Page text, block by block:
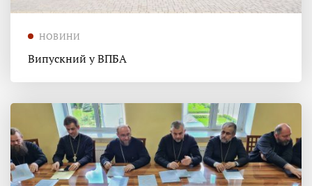
НОВИНИ
Випускний у ВПБА